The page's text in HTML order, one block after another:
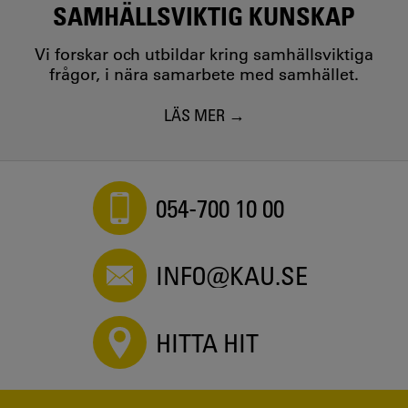
SAMHÄLLSVIKTIG KUNSKAP
Vi forskar och utbildar kring samhällsviktiga
frågor, i nära samarbete med samhället.
LÄS MER
054-700 10 00
INFO@KAU.SE
HITTA HIT